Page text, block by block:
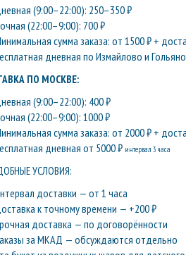
(9:00–22:00): 250–350 ₽
(22:00–9:00): 700 ₽
сумма заказа: от 1500 ₽ +
дневная по Измайлово и
ПО МОСКВЕ:
(9:00–22:00): 400 ₽
(22:00–9:00): 1000 ₽
сумма заказа: от 2000 ₽ +
дневная от 5000 ₽ интервал 3 часа
УСЛОВИЯ:
доставки — от 1 часа
к точному времени — +200 ₽
доставка — по договорённости
за МКАД — обсуждаются отдельно